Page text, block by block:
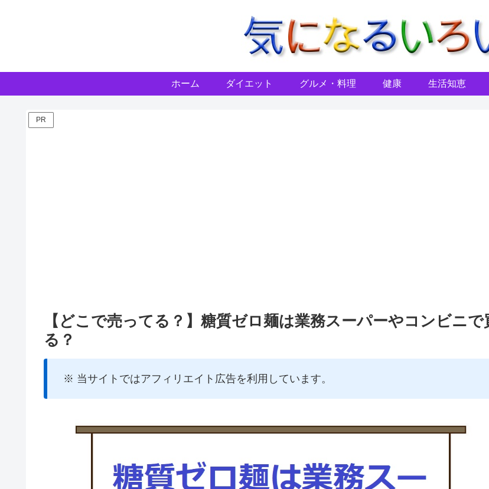
ホーム ダイエット グルメ・料理 健康 生活知恵
PR
【どこで売ってる？】糖質ゼロ麺は業務スーパーやコンビニで
る？
※ 当サイトではアフィリエイト広告を利用しています。